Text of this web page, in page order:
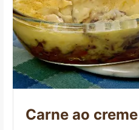
Carne ao